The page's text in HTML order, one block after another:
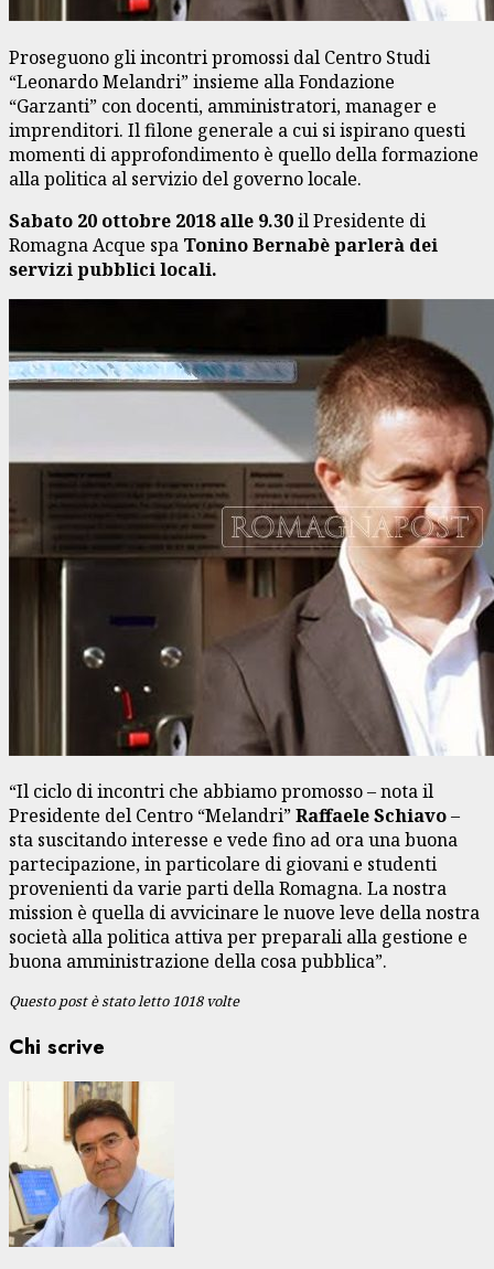
Proseguono gli incontri promossi dal Centro Studi
“Leonardo Melandri” insieme alla Fondazione
“Garzanti” con docenti, amministratori, manager e
imprenditori. Il filone generale a cui si ispirano questi
momenti di approfondimento è quello della formazione
alla politica al servizio del governo locale.
Sabato 20 ottobre 2018 alle 9.30il Presidente di
Romagna Acque spa Tonino Bernabè parlerà dei
servizi pubblici locali.
“Il ciclo di incontri che abbiamo promosso – nota il
Presidente del Centro “Melandri”Raffaele Schiavo–
sta suscitando interesse e vede fino ad ora una buona
partecipazione, in particolare di giovani e studenti
provenienti da varie parti della Romagna. La nostra
mission è quella di avvicinare le nuove leve della nostra
società alla politica attiva per preparali alla gestione e
buona amministrazione della cosa pubblica”.
Questo post è stato letto 1018 volte
Chi scrive